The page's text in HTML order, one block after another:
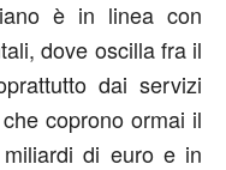
è in linea con
dove oscilla fra il
dai servizi
coprono ormai il
di euro e in